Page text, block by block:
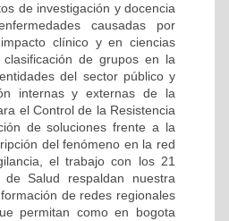
de investigación y docencia
causadas por
clínico y en ciencias
de grupos en la
del sector público y
internas y externas de la
el Control de la Resistencia
de soluciones frente a la
del fenómeno en la red
el trabajo con los 21
Salud respaldan nuestra
de redes regionales
permitan como en bogota